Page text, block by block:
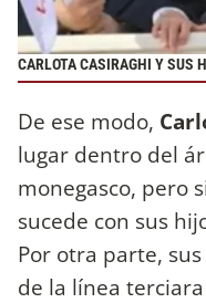
CARLOTA CASIRAGHI Y SUS
De ese modo,
lugar dentro del
monegasco, pero
sucede con sus
Por otra parte,
de la línea